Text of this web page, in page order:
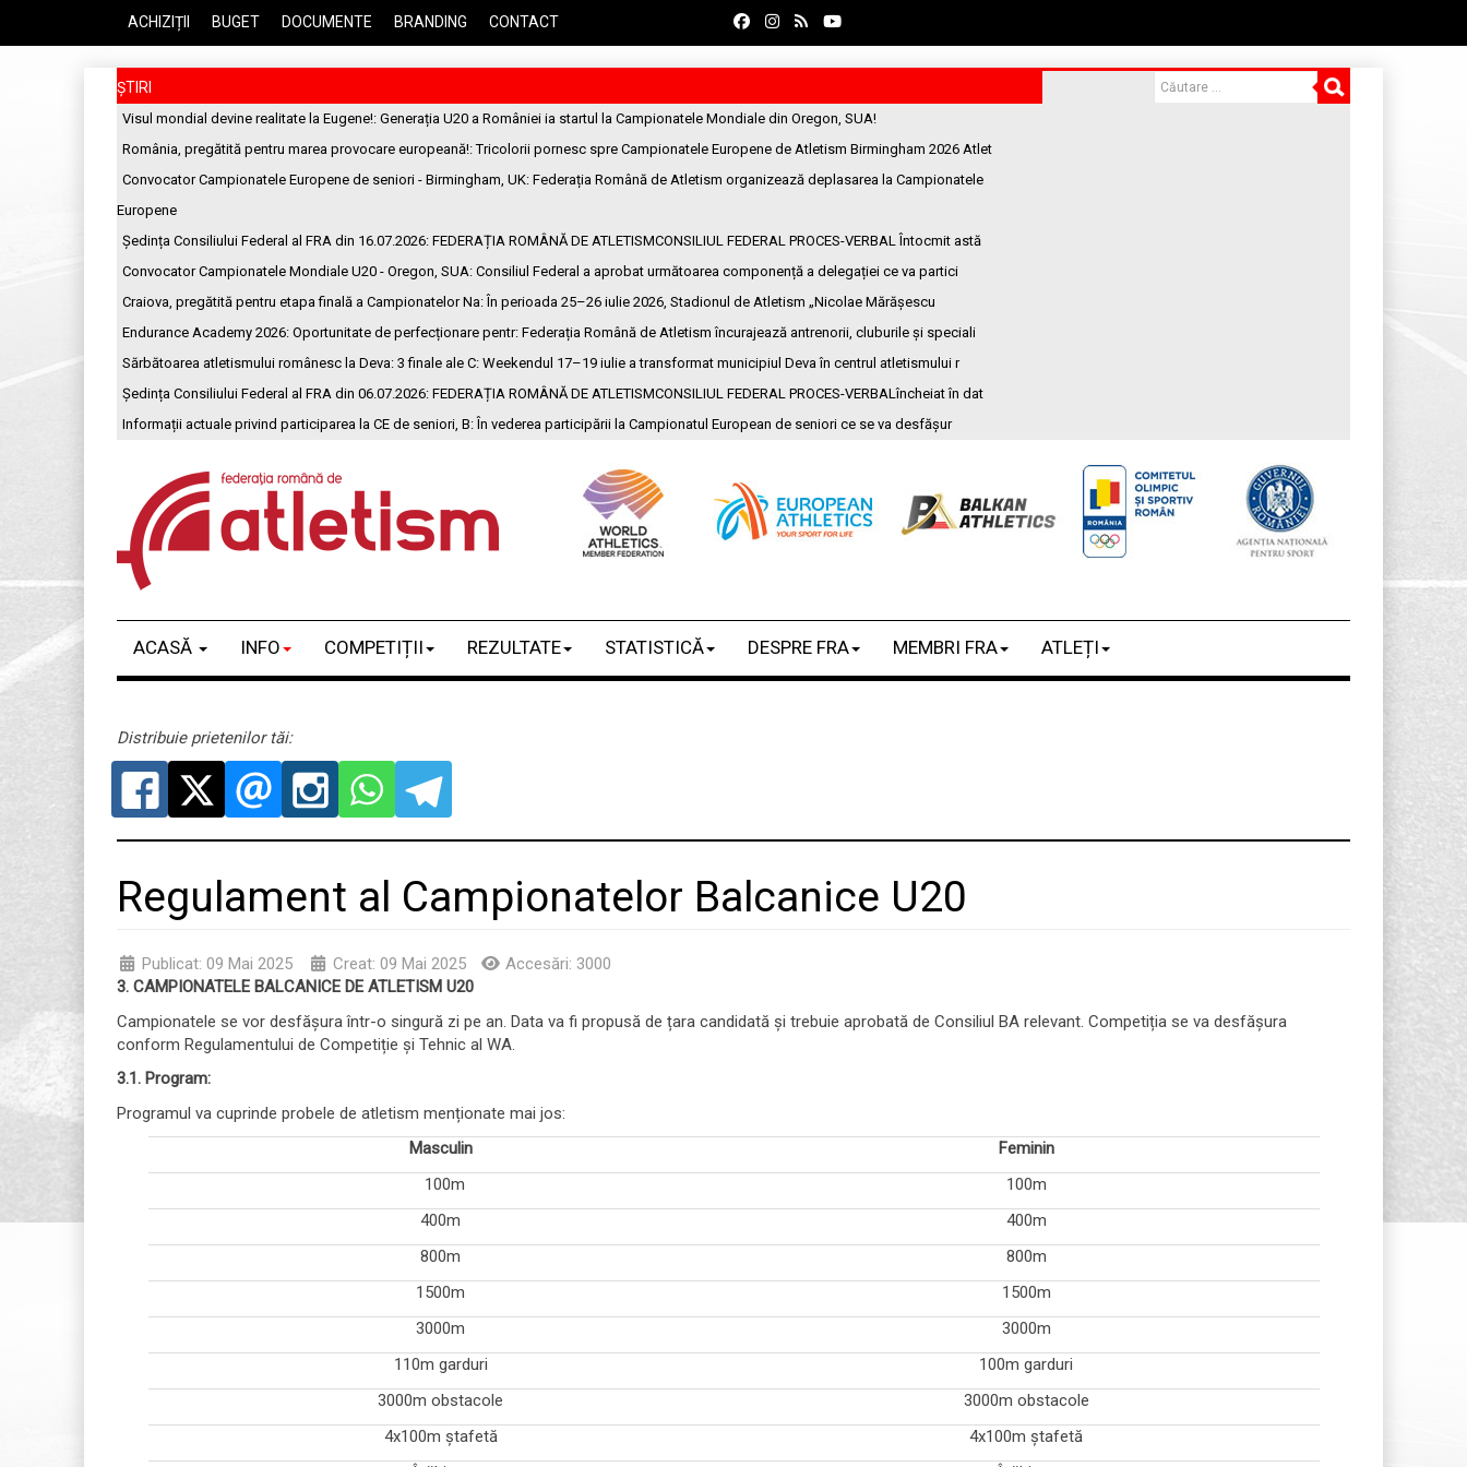
ACHIZIȚII BUGET DOCUMENTE BRANDING CONTACT
ȘTIRI
Visul mondial devine realitate la Eugene!: Generația U20 a României ia startul la Campionatele Mondiale din Oregon, SUA!
România, pregătită pentru marea provocare europeană!: Tricolorii pornesc spre Campionatele Europene de Atletism Birmingham 2026 Atlet
Convocator Campionatele Europene de seniori - Birmingham, UK: Federația Română de Atletism organizează deplasarea la Campionatele
Europene
Ședința Consiliului Federal al FRA din 16.07.2026: FEDERAȚIA ROMÂNĂ DE ATLETISMCONSILIUL FEDERAL PROCES-VERBAL Întocmit astă
Convocator Campionatele Mondiale U20 - Oregon, SUA: Consiliul Federal a aprobat următoarea componență a delegației ce va partici
Craiova, pregătită pentru etapa finală a Campionatelor Na: În perioada 25–26 iulie 2026, Stadionul de Atletism „Nicolae Mărășescu
Endurance Academy 2026: Oportunitate de perfecționare pentr: Federația Română de Atletism încurajează antrenorii, cluburile și speciali
Sărbătoarea atletismului românesc la Deva: 3 finale ale C: Weekendul 17–19 iulie a transformat municipiul Deva în centrul atletismului r
Ședința Consiliului Federal al FRA din 06.07.2026: FEDERAȚIA ROMÂNĂ DE ATLETISMCONSILIUL FEDERAL PROCES-VERBALîncheiat în dat
Informații actuale privind participarea la CE de seniori, B: În vederea participării la Campionatul European de seniori ce se va desfășur
ACASĂ INFO COMPETIȚII REZULTATE STATISTICĂ DESPRE FRA MEMBRI FRA ATLEȚI
Distribuie prietenilor tăi:
Regulament al Campionatelor Balcanice U20
Publicat: 09 Mai 2025 Creat: 09 Mai 2025
Accesări: 3000
3. CAMPIONATELE BALCANICE DE ATLETISM U20
Campionatele se vor desfășura într-o singură zi pe an. Data va fi propusă de țara candidată și trebuie aprobată de Consiliul BA relevant. Competiția se va desfășura
conform Regulamentului de Competiție și Tehnic al WA.
3.1. Program:
Programul va cuprinde probele de atletism menționate mai jos:
Masculin
Feminin
100m
100m
400m
400m
800m
800m
1500m
1500m
3000m
3000m
110m garduri
100m garduri
3000m obstacole
3000m obstacole
4x100m ștafetă
4x100m ștafetă